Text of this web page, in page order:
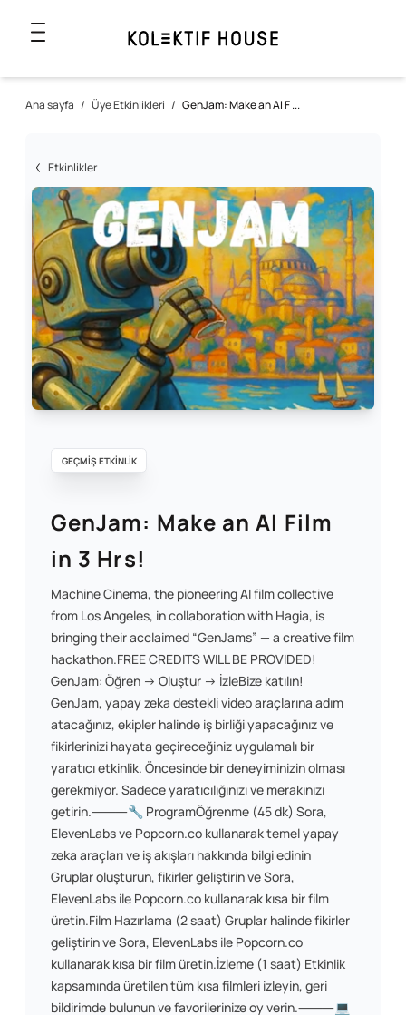
Ana sayfa / Üye Etkinlikleri / GenJam: Make an AI F ...
Etkinlikler
GEÇMİŞ ETKİNLİK
GenJam: Make an AI Film
in 3 Hrs!
​Machine Cinema, the pioneering AI film collective
from Los Angeles, in collaboration with Hagia, is
bringing their acclaimed “GenJams” — a creative film
hackathon. ​FREE CREDITS WILL BE PROVIDED! ​
GenJam: Öğren → Oluştur → İzle ​Bize katılın!
GenJam, yapay zeka destekli video araçlarına adım
atacağınız, ekipler halinde iş birliği yapacağınız ve
fikirlerinizi hayata geçireceğiniz uygulamalı bir
yaratıcı etkinlik. Öncesinde bir deneyiminizin olması
gerekmiyor. Sadece yaratıcılığınızı ve merakınızı
getirin. ​⸻ ​🔧 Program ​Öğrenme (45 dk) Sora,
ElevenLabs ve Popcorn.co kullanarak temel yapay
zeka araçları ve iş akışları hakkında bilgi edinin
Gruplar oluşturun, fikirler geliştirin ve Sora,
ElevenLabs ile Popcorn.co kullanarak kısa bir film
üretin. ​Film Hazırlama (2 saat) Gruplar halinde fikirler
geliştirin ve Sora, ElevenLabs ile Popcorn.co
kullanarak kısa bir film üretin. ​İzleme (1 saat) Etkinlik
kapsamında üretilen tüm kısa filmleri izleyin, geri
bildirimde bulunun ve favorilerinize oy verin. ​⸻ ​💻